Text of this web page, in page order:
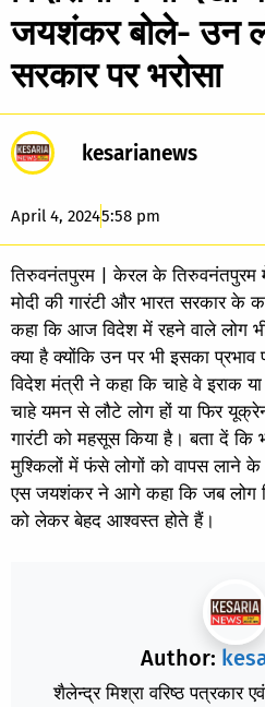
जयशंकर बोले- उन
सरकार पर भरोसा
kesarianews
April 4, 20245:58 pm
तिरुवनंतपुरम | केरल के तिरुवनंतपुरम
मोदी की गारंटी और भारत सरकार के
कहा कि आज विदेश में रहने वाले लोग
क्या है क्योंकि उन पर भी इसका प्रभाव
विदेश मंत्री ने कहा कि चाहे वे इराक या
चाहे यमन से लौटे लोग हों या फिर
गारंटी को महसूस किया है। बता दें कि
मुश्किलों में फंसे लोगों को वापस लाने
एस जयशंकर ने आगे कहा कि जब लोग
को लेकर बेहद आश्वस्त होते हैं।
Author:
शैलेन्द्र मिश्रा वरिष्ठ पत्रकार